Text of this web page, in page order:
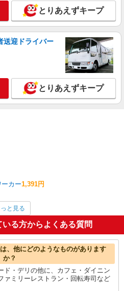
とりあえずキープ
送迎ドライバー
とりあえずキープ
カー1,391円
1,249円
っと見る
る方からよくある質問
、他にどのようなものがあります
か？
ド・デリの他に、カフェ・ダイニン
ァミリーレストラン・回転寿司など